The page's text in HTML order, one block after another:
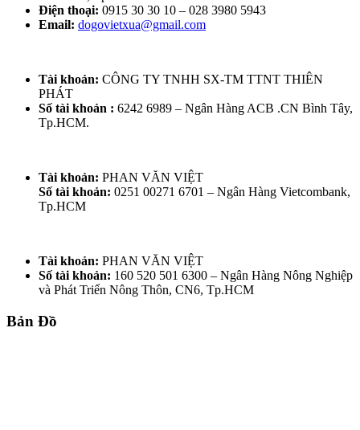
Điện thoại: 0915 30 30 10 – 028 3980 5943
Email: dogovietxua@gmail.com
Tài khoản: CÔNG TY TNHH SX-TM TTNT THIÊN
PHÁT
Số tài khoản : 6242 6989 – Ngân Hàng ACB .CN Bình Tây,
Tp.HCM.
Tài khoản: PHAN VĂN VIỆT
Số tài khoản: 0251 00271 6701 – Ngân Hàng Vietcombank,
Tp.HCM
Tài khoản: PHAN VĂN VIỆT
Số tài khoản: 160 520 501 6300 – Ngân Hàng Nông Nghiệp
và Phát Triển Nông Thôn, CN6, Tp.HCM
Bản Đồ